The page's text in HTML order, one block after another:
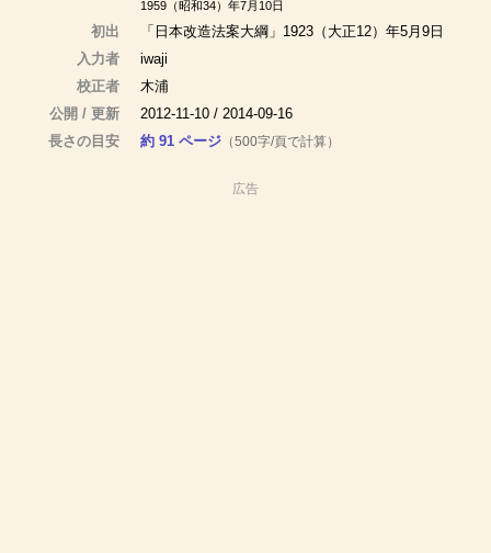
1959（昭和34）年7月10日
初出
「日本改造法案大綱」1923（大正12）年5月9日
入力者
iwaji
校正者
木浦
公開 / 更新
2012-11-10 / 2014-09-16
長さの目安
約 91 ページ（500字/頁で計算）
広告